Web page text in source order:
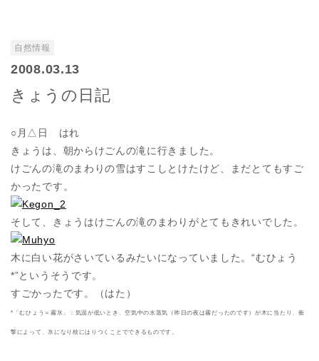
自然情報
2008.03.13
きょうの日記
○月△日 はれ
きょうは、朝からけごんの滝に行きました。
けごんの滝のまわりの雪はすこしとけたけど、まだとてもすご
かったです。
そして、きょうはけごんの滝のまわりがとてもきれいでした。
木に白い花がさいているみたいになっていました。“むひょう
*”というそうです。
すごかったです。（はた）
*「むひょう＝霧氷」：気温が低いとき、空気中の水蒸気（昨日の夜は霧だったのです）が木に当たり、衝
撃によって、氷になり枝にはりつくことでできるものです。